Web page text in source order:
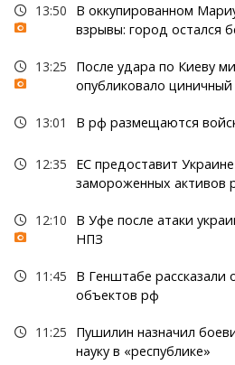
13:50
В оккупированном
взрывы: город остался
13:25
После удара по Киеву
опубликовало циничный
13:01 В рф размещаются
12:35
ЕС предоставит
замороженных активов
12:10
В Уфе после атаки
НПЗ
11:45
В Генштабе рассказали
объектов рф
11:25
Пушилин назначил
науку в «республике»